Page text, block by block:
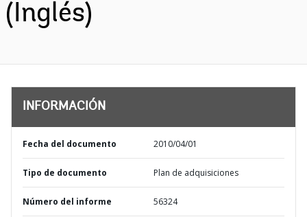
(Inglés)
INFORMACIÓN
Fecha del documento 2010/04/01
Tipo de documento Plan de adquisiciones
Número del informe 56324